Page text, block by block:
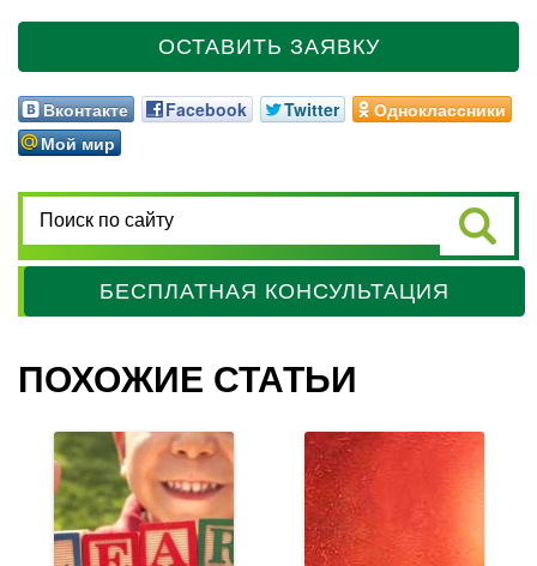
ОСТАВИТЬ ЗАЯВКУ
Вконтакте Facebook Twitter
Одноклассники
Мой мир
БЕСПЛАТНАЯ КОНСУЛЬТАЦИЯ
ПОХОЖИЕ СТАТЬИ